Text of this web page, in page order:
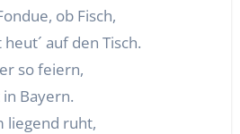
ob Fisch,
auf den Tisch.
so feiern,
Bayern.
liegend ruht,